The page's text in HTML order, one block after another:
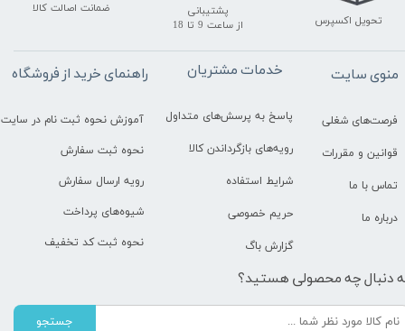
تحویل اکسپرس
پشتیبانی
​​​​​​​از ساعت 9 تا 18
ضمانت اصالت کالا
راهنمای خرید از فروشگاه
آموزش نحوه ثبت نام در سایت
نحوه ثبت سفارش
رویه ارسال سفارش
شیوه‌های پرداخت
نحوه ثبت کد تخفیف
خدمات مشتریان
پاسخ به پرسش‌های متداول
رویه‌های بازگرداندن کالا
شرایط استفاده
حریم خصوصی
گزارش باگ
منوی سایت
فرصت‌های شغلی
قوانین و مقررات
تماس با ما
درباره ما
دنبال چه محصولی هستید؟
جستجو